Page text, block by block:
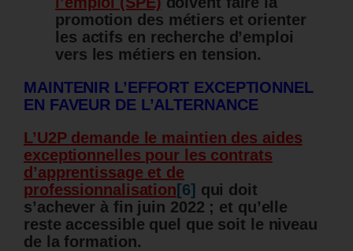
promotion des métiers et orienter
les actifs en recherche d’emploi
vers les métiers en tension.
MAINTENIR L’EFFORT EXCEPTIONNEL
EN FAVEUR DE L’ALTERNANCE
L’U2P demande le maintien des aides
exceptionnelles pour les contrats
d’apprentissage et de
professionnalisation [6] qui doit
s’achever à fin juin 2022 ; et qu’elle
reste accessible quel que soit le niveau
de la formation.